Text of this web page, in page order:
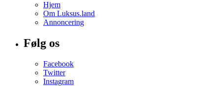
Hjem
Om Luksus.land
Annoncering
Følg os
Facebook
Twitter
Instagram